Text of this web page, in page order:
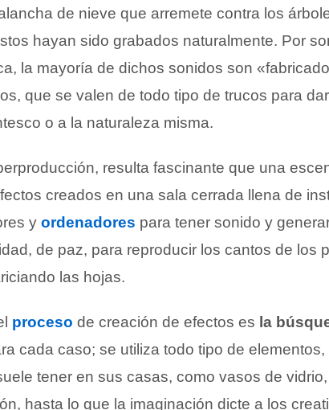
de nieve que arremete contra los
hayan sido grabados naturalmente. Por
la mayoría de dichos sonidos son
que se valen de todo tipo de trucos para
o a la naturaleza misma.
resulta fascinante que una
creados en una sala cerrada llena de
y ordenadores para tener sonido y
de paz, para reproducir los cantos de los
las hojas.
proceso de creación de efectos es la
cada caso; se utiliza todo tipo de
tener en sus casas, como vasos de
hasta lo que la imaginación dicte a los